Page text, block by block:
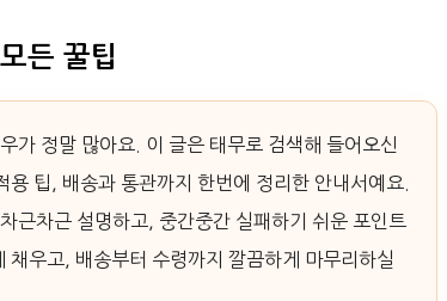
든 꿀팁
가 정말 많아요. 이 글은 태무로 검색해 들어오신
팁, 배송과 통관까지 한번에 정리한 안내서예요.
근차근 설명하고, 중간중간 실패하기 쉬운 포인트
우고, 배송부터 수령까지 깔끔하게 마무리하실